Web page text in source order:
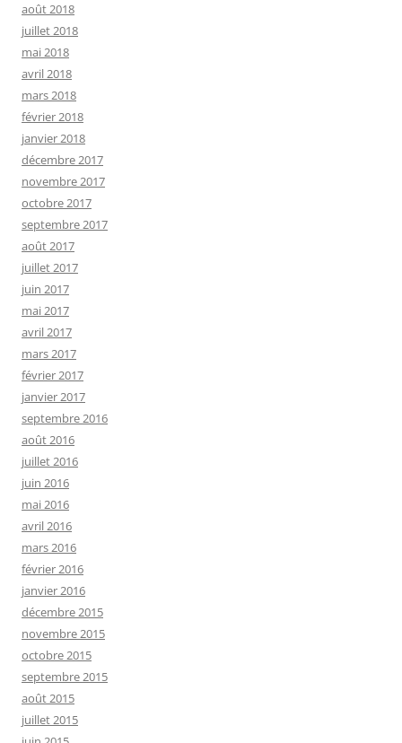
août 2018
juillet 2018
mai 2018
avril 2018
mars 2018
février 2018
janvier 2018
décembre 2017
novembre 2017
octobre 2017
septembre 2017
août 2017
juillet 2017
juin 2017
mai 2017
avril 2017
mars 2017
février 2017
janvier 2017
septembre 2016
août 2016
juillet 2016
juin 2016
mai 2016
avril 2016
mars 2016
février 2016
janvier 2016
décembre 2015
novembre 2015
octobre 2015
septembre 2015
août 2015
juillet 2015